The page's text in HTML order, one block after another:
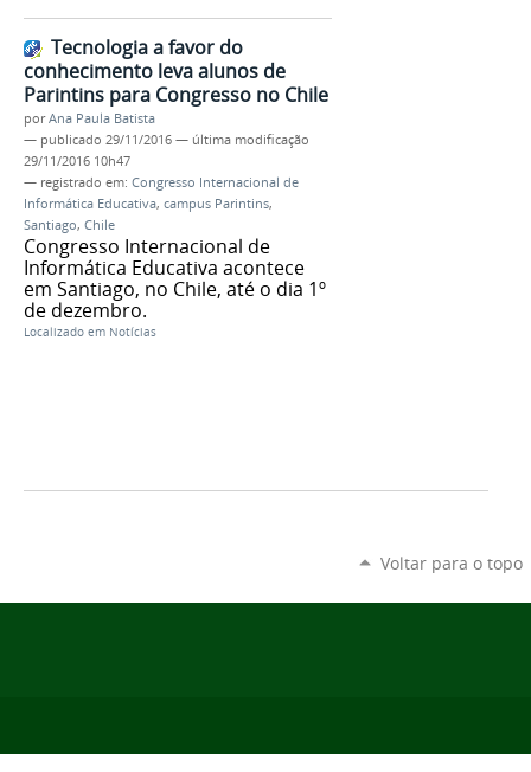
Tecnologia a favor do
conhecimento leva alunos de
Parintins para Congresso no Chile
porAna Paula Batista
— publicado 29/11/2016 — última modificação
29/11/2016 10h47
— registrado em: Congresso Internacional de
Informática Educativa, campus Parintins,
Santiago, Chile
Congresso Internacional de
Informática Educativa acontece
em Santiago, no Chile, até o dia 1º
de dezembro.
Localizado em Notícias
Voltar para o topo